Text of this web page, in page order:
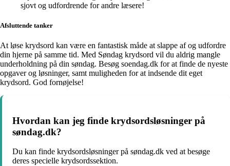
sjovt og udfordrende for andre læsere!
Afsluttende tanker
At løse krydsord kan være en fantastisk måde at slappe af og udfordre
din hjerne på samme tid. Med Søndag krydsord vil du aldrig mangle
underholdning på din søndag. Besøg soendag.dk for at finde de nyeste
opgaver og løsninger, samt muligheden for at indsende dit eget
krydsord. God fornøjelse!
Hvordan kan jeg finde krydsordsløsninger på
søndag.dk?
Du kan finde krydsordsløsninger på søndag.dk ved at besøge
deres specielle krydsordssektion.